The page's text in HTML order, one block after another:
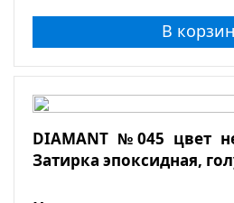
В
DIAMANT №045 цвет
Затирка эпоксидная,